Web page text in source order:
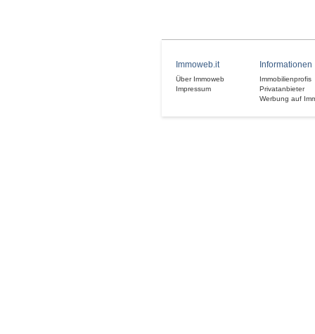
Immoweb.it
Über Immoweb
Impressum
Informationen
Immobilienprofis
Privatanbieter
Werbung auf